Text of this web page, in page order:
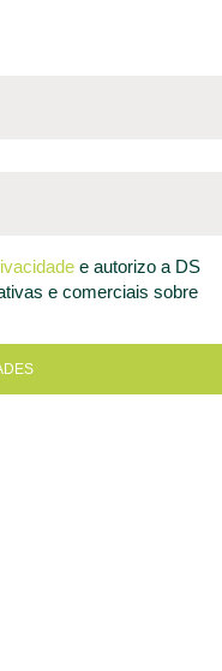
e autorizo a DS
e comerciais sobre